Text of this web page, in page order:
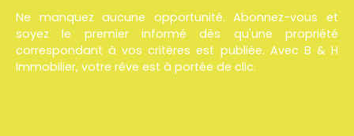
Ne manquez aucune opportunité. Abonnez-vous et
soyez le premier informé dès qu'une propriété
correspondant à vos critères est publiée. Avec B & H
Immobilier, votre rêve est à portée de clic.